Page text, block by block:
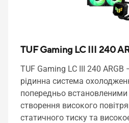
TUF Gaming LC III 240
TUF Gaming LC III 240 ARGB
рідинна система
попередньо
створення високого
статичного тиску та